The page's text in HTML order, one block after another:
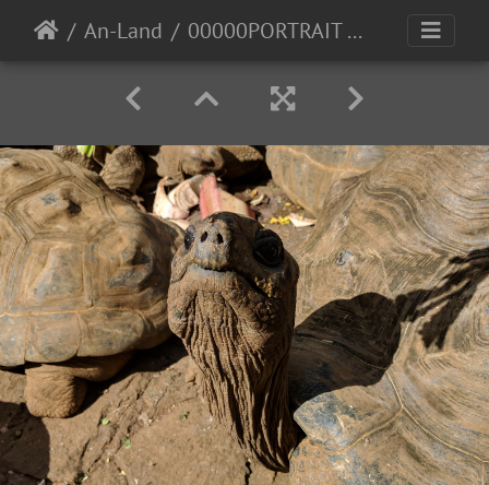
An-Land 00000PORTRAIT 00000 BURST20180605110350653